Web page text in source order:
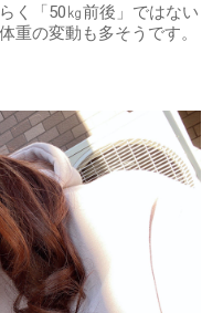
く「50㎏前後」ではない
重の変動も多そうです。